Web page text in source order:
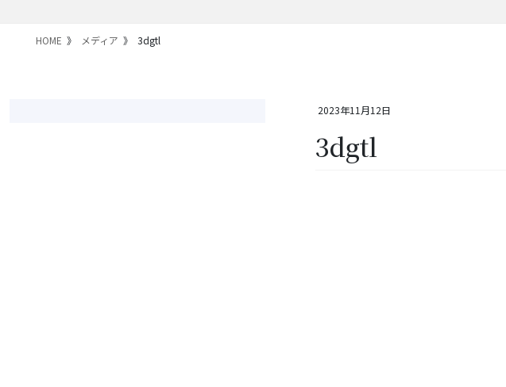
HOME メディア 3dgtl
2023年11月12日
3dgtl